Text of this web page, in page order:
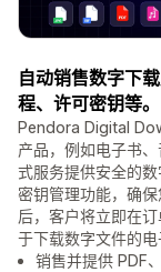
自动销售数字下
程、许可密钥等。
Pendora Digital
产品，例如电子书
式服务提供安全的
密钥管理功能，确
后，客户将立即在
于下载数字文件的电
销售并提供 PDF